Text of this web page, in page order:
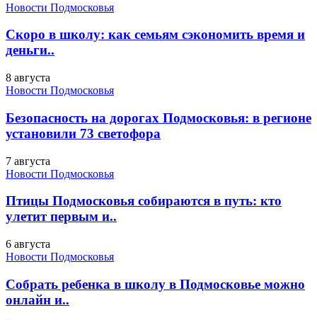
Новости Подмосковья
Скоро в школу: как семьям сэкономить время и
деньги..
8 августа
Новости Подмосковья
Безопасность на дорогах Подмосковья: в регионе
установили 73 светофора
7 августа
Новости Подмосковья
Птицы Подмосковья собираются в путь: кто
улетит первым и..
6 августа
Новости Подмосковья
Собрать ребенка в школу в Подмосковье можно
онлайн и..